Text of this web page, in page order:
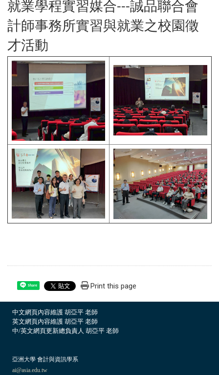
就業學程實習媒合---誠品聯合會
計師事務所實習與就業之校園徵
才活動
Share Print this page
中文網頁內容維護 胡亞平 老師
英文網頁內容維護 胡亞平 老師
中/英文網頁更新總負責人 胡亞平 老師
亞洲大學 會計與資訊學系
ai@asia.edu.tw